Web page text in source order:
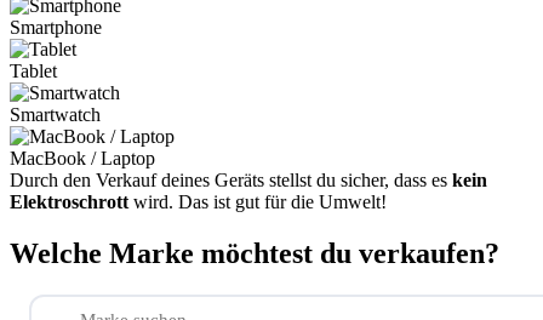
Smartphone
Tablet
Smartwatch
MacBook / Laptop
Durch den Verkauf deines Geräts stellst du sicher, dass es kein
Elektroschrott wird. Das ist gut für die Umwelt!
Welche Marke möchtest du verkaufen?